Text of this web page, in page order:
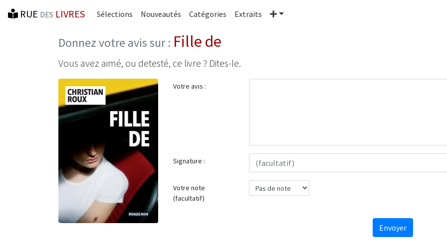
RUE DES LIVRES Sélections Nouveautés Catégories Extraits Plus
Donnez votre avis sur : Fille de
Vous avez aimé, ou detesté, ce livre ? Dites-le.
Votre avis :
Signature :
Votre note
(facultatif)
Envoyer